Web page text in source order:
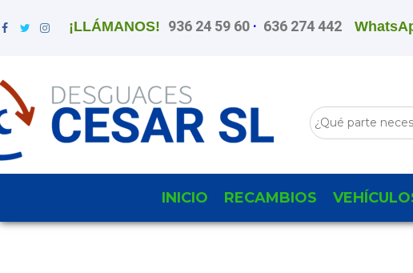
¡LLÁMANOS! 936 24 59 60 · 636 274 442
INICIO RECAMBIOS